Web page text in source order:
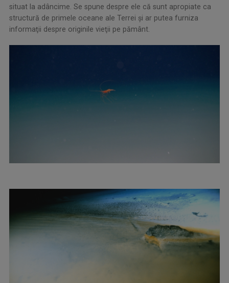
situat la adâncime. Se spune despre ele că sunt apropiate ca
structură de primele oceane ale Terrei şi ar putea furniza
informaţii despre originile vieţii pe pământ.